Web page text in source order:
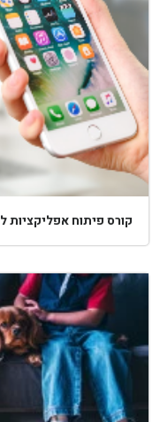
פיתוח אפליקציות לסלולר